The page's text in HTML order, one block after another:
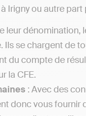
Irigny ou autre
leur
se chargent de
du compte de
la CFE.
: Avec des
donc vous fournir